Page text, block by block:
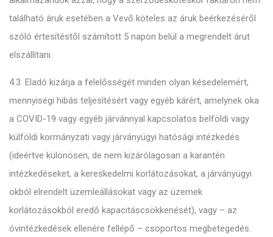
található áruk esetében a Vevő köteles az áruk beérkezéséről
szóló értesítéstől számított 5 napon belül a megrendelt árut
elszállítani.
4.3. Eladó kizárja a felelősségét minden olyan késedelemért,
mennyiségi hibás teljesítésért vagy egyéb kárért, amelynek oka
a COVID-19 vagy egyéb járvánnyal kapcsolatos belföldi vagy
külföldi kormányzati vagy járványügyi hatósági intézkedés
(ideértve különösen, de nem kizárólagosan a karantén
intézkedéseket, a kereskedelmi korlátozásokat, a járványügyi
okból elrendelt üzemleállásokat vagy az üzemek
korlátozásokból eredő kapacitáscsökkenését), vagy – az
óvintézkedések ellenére fellépő – csoportos megbetegedés.